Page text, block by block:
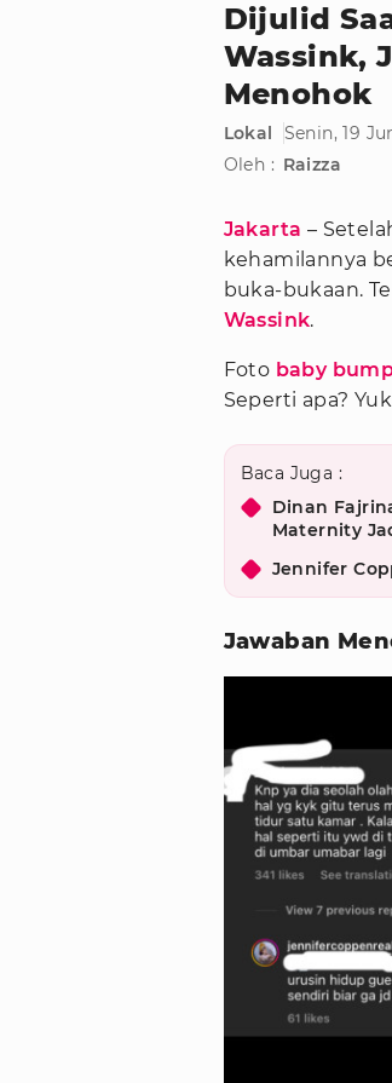
Dijulid
Wassink,
Menohok
Lokal
Senin, 19
Oleh : Raizza
Jakarta –
kehamilannya
buka-bukaan.
Wassink.
Foto baby
Seperti apa?
Baca Juga :
Dinan
Maternity
Jennifer
Jawaban